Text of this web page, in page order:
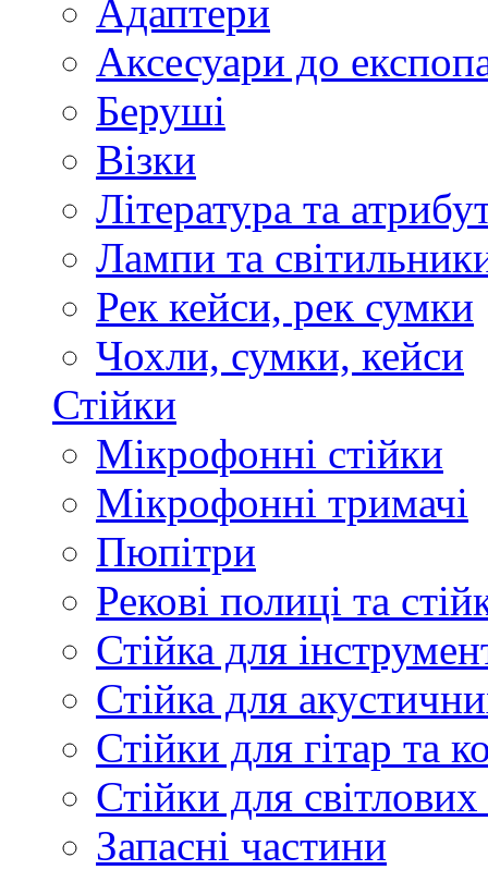
Адаптери
Аксесуари до
Беруші
Візки
Література та
Лампи та
Рек кейси, рек сумки
Чохли, сумки, кейси
Стійки
Мікрофонні стійки
Мікрофонні тримачі
Пюпітри
Рекові полиці та
Стійка для
Стійка для
Стійки для гітар та
Стійки для
Запасні частини